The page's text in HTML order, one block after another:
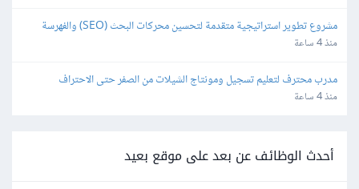
(Indexing)منذ 4 ساعة
مدرب محترف لتعليم تسجيل ومونتاج الشيلات من الصفر حتى الاحتراف
منذ 4 ساعة
أحدث الوظائف عن بعد على موقع بعيد